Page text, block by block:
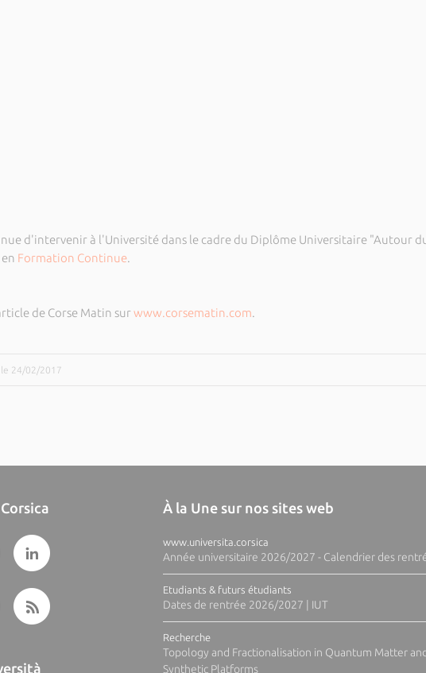
d'intervenir à l'Université dans le cadre du Diplôme Universitaire "Autour
Formation Continue.
de Corse Matin surwww.corsematin.com.
le 24/02/2017
À la Une sur nos sites web
www.universita.corsica
Année universitaire 2026/2027 - Calendrier des
Etudiants & futurs étudiants
Dates de rentrée 2026/2027 | IUT
Recherche
Topology and Fractionalisation in Quantum Matter and
Synthetic Platforms